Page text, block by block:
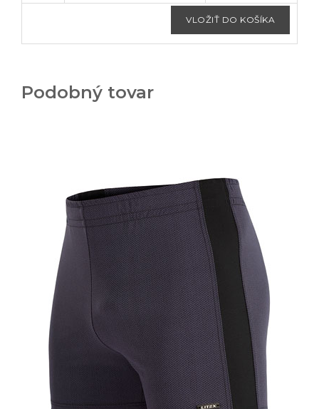
Podobný tovar